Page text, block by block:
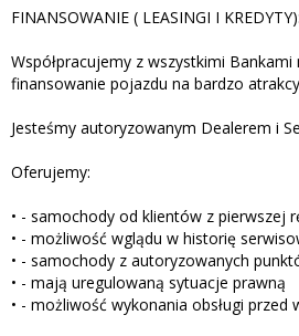
FINANSOWANIE ( LEASINGI I KREDYTY):
Współpracujemy z wszystkimi
finansowanie pojazdu na bardzo
Jesteśmy autoryzowanym Dealerem i
Oferujemy:
• - samochody od klientów z pierwszej
• - możliwość wglądu w historię
• - samochody z autoryzowanych
• - mają uregulowaną sytuacje prawną
• - możliwość wykonania obsługi przed